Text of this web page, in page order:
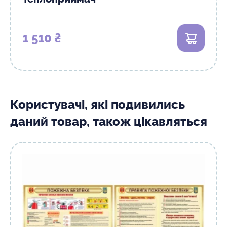
1 510 ₴ В кошик
Користувачі, які подивились
даний товар, також цікавляться